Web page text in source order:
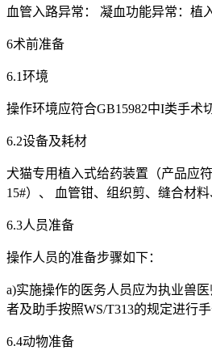
血管入路异常： 凝血功能异常：植
6术前准备
6.1环境
操作环境应符合GB15982中I类手术
6.2设备及耗材
犬猫专用植入式给药装置（产品应
15#）、 血管钳、组织剪、缝合材
6.3人员准备
操作人员的准备步骤如下：
a)实施操作的医务人员应为执业兽
者及助手按照WS/T313的规定进行
6.4动物准备